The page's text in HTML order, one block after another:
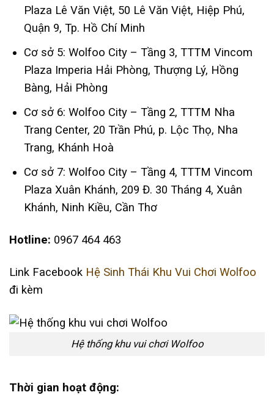
Plaza Lê Văn Việt, 50 Lê Văn Việt, Hiệp Phú,
Quận 9, Tp. Hồ Chí Minh
Cơ sở 5: Wolfoo City – Tầng 3, TTTM Vincom
Plaza Imperia Hải Phòng, Thượng Lý, Hồng
Bàng, Hải Phòng
Cơ sở 6: Wolfoo City – Tầng 2, TTTM Nha
Trang Center, 20 Trần Phú, p. Lộc Thọ, Nha
Trang, Khánh Hoà
Cơ sở 7: Wolfoo City – Tầng 4, TTTM Vincom
Plaza Xuân Khánh, 209 Đ. 30 Tháng 4, Xuân
Khánh, Ninh Kiều, Cần Thơ
Hotline: 0967 464 463
Link Facebook Hệ Sinh Thái Khu Vui Chơi Wolfoo
đi kèm
Hệ thống khu vui chơi Wolfoo
Thời gian hoạt động: